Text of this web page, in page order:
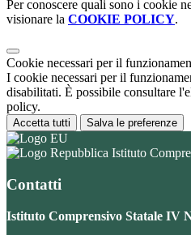
Per conoscere quali sono i cookie
visionare la COOKIE POLICY.
Cookie necessari per il
I cookie necessari per il
disabilitati. È possibile consultare
policy.
Accetta tutti Salva le preferenze
Istituto
Contatti
Istituto Comprensivo Statale IV